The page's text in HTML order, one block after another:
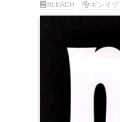
BLEACH ギンイヅ